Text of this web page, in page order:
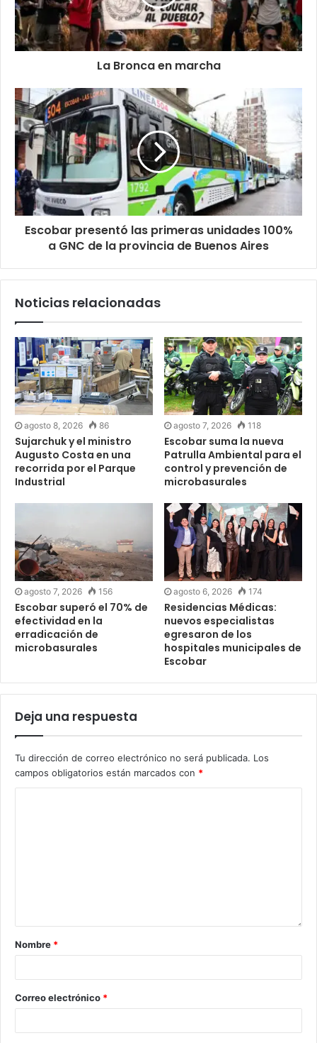
La Bronca en marcha
Escobar presentó las primeras unidades 100%
a GNC de la provincia de Buenos Aires
Noticias relacionadas
agosto 8, 2026 86
Sujarchuk y el ministro
Augusto Costa en una
recorrida por el Parque
Industrial
agosto 7, 2026 118
Escobar suma la nueva
Patrulla Ambiental para el
control y prevención de
microbasurales
agosto 7, 2026 156
Escobar superó el 70% de
efectividad en la
erradicación de
microbasurales
agosto 6, 2026 174
Residencias Médicas:
nuevos especialistas
egresaron de los
hospitales municipales de
Escobar
Deja una respuesta
Tu dirección de correo electrónico no será publicada. Los
campos obligatorios están marcados con *
Nombre *
Correo electrónico *